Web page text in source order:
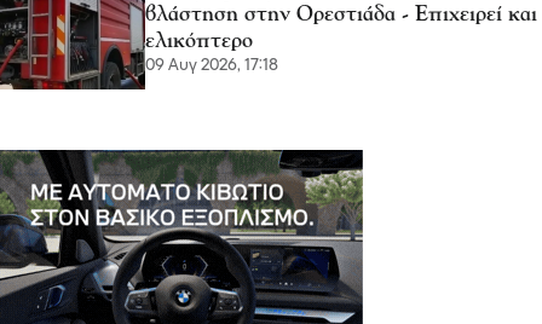
βλάστηση στην Ορεστιάδα - Επιχειρεί και
ελικόπτερο
09 Αυγ 2026, 17:18